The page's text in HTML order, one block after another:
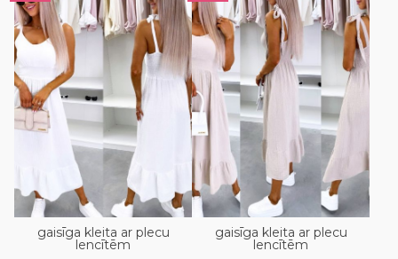
gaisīga kleita ar plecu
lencītēm
gaisīga kleita ar plecu
lencītēm